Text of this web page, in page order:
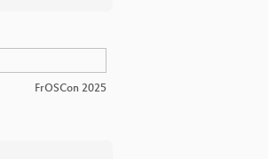
FrOSCon 2025